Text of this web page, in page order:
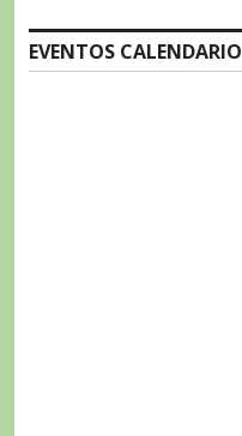
EVENTOS CALENDARIO